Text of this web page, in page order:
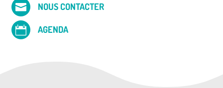
 NOUS CONTACTER
 AGENDA